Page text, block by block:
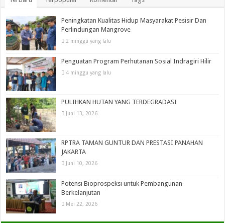
Peningkatan Kualitas Hidup Masyarakat Pesisir Dan
Perlindungan Mangrove
2 minggu yang lalu
Penguatan Program Perhutanan Sosial Indragiri Hilir
4 minggu yang lalu
PULIHKAN HUTAN YANG TERDEGRADASI
Juni 13, 2026
RPTRA TAMAN GUNTUR DAN PRESTASI PANAHAN
JAKARTA
Juni 10, 2026
Potensi Bioprospeksi untuk Pembangunan
Berkelanjutan
Mei 22, 2026